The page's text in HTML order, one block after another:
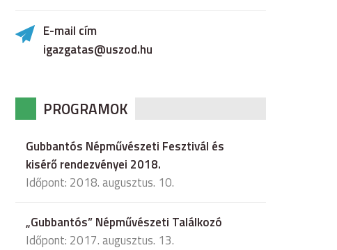
E-mail cím
igazgatas@uszod.hu
PROGRAMOK
Gubbantós Népművészeti Fesztivál és
kisérő rendezvényei 2018.
Időpont: 2018. augusztus. 10.
„Gubbantós” Népművészeti Találkozó
Időpont: 2017. augusztus. 13.